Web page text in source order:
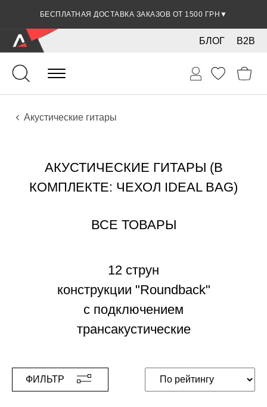
БЕСПЛАТНАЯ ДОСТАВКА ЗАКАЗОВ ОТ 1500 ГРН ▼
B2B
БЛОГ
Гитары
Акустические инструменты
Инструменты
Акустические гитары
АКУСТИЧЕСКИЕ ГИТАРЫ (В
КОМПЛЕКТЕ: ЧЕХОЛ IDEAL BAG)
ВСЕ ТОВАРЫ
12 струн
конструкции "Roundback"
с подключением
трансакустические
ФИЛЬТР